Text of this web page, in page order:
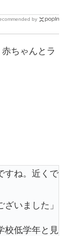
by
ちゃんとラ
すね。近くで
いました」
校低学年と見